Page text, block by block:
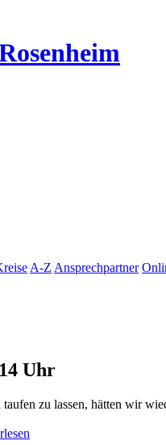
A-Z Ansprechpartner
Uhr
zu lassen, hätten wir